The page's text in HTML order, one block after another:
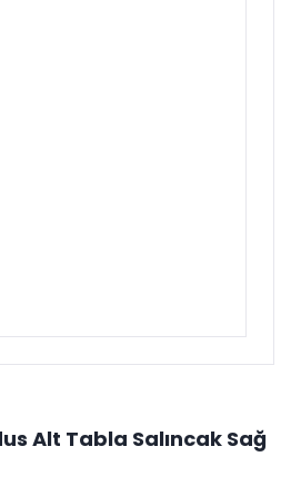
Alt Tabla Salıncak Sağ